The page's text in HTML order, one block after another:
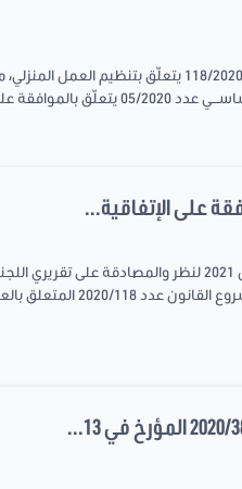
عقد مجلس نواب الشعب جلسة عامة يوم الثلاثاء الموافق ل 29 جوان 2021 للنظر فـي
64/2018 يتعلّق بالموافقة بضبط مقاييس تقسيم الدوائر الانتخابية
عقدت لجنة الشباب والشؤون الثقافية والتربية والبحث العلمي جلسة عمل يوم الجمعة الموافق
عدد 2021/14 المتعلق بالموافقة على الإتفاقية العالمية